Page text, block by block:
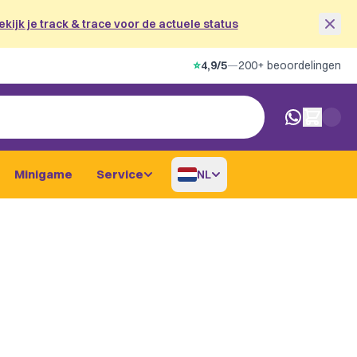
je track & trace voor de actuele status
⭐4,9/5—200+ beoordelingen
0 artikelen
Minigame Service NL